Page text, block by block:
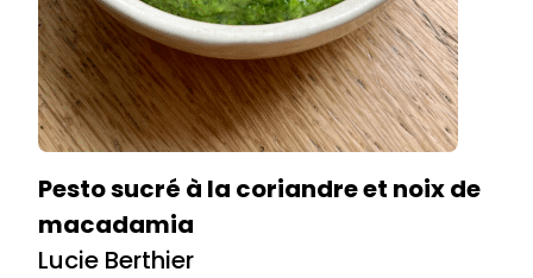
Pesto sucré à la coriandre et noix de
macadamia
Lucie Berthier